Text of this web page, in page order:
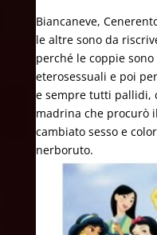
Biancaneve,
le altre sono da
perché le coppie
eterosessuali e poi
e sempre tutti pallidi,
madrina che procurò
cambiato sesso e
nerboruto.